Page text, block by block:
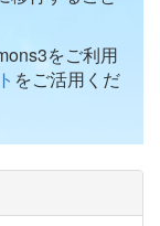
をご利用
をご活用くだ